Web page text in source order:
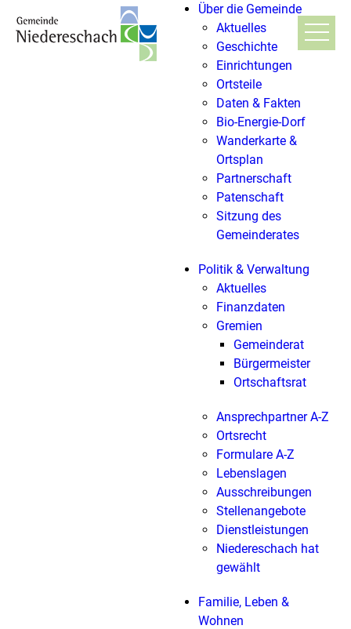
Über die Gemeinde
Aktuelles
Geschichte
Einrichtungen
Ortsteile
Daten & Fakten
Bio-Energie-Dorf
Wanderkarte &
Ortsplan
Partnerschaft
Patenschaft
Sitzung des
Gemeinderates
Politik & Verwaltung
Aktuelles
Finanzdaten
Gremien
Gemeinderat
Bürgermeister
Ortschaftsrat
Ansprechpartner A-Z
Ortsrecht
Formulare A-Z
Lebenslagen
Ausschreibungen
Stellenangebote
Dienstleistungen
Niedereschach hat
gewählt
Familie, Leben &
Wohnen